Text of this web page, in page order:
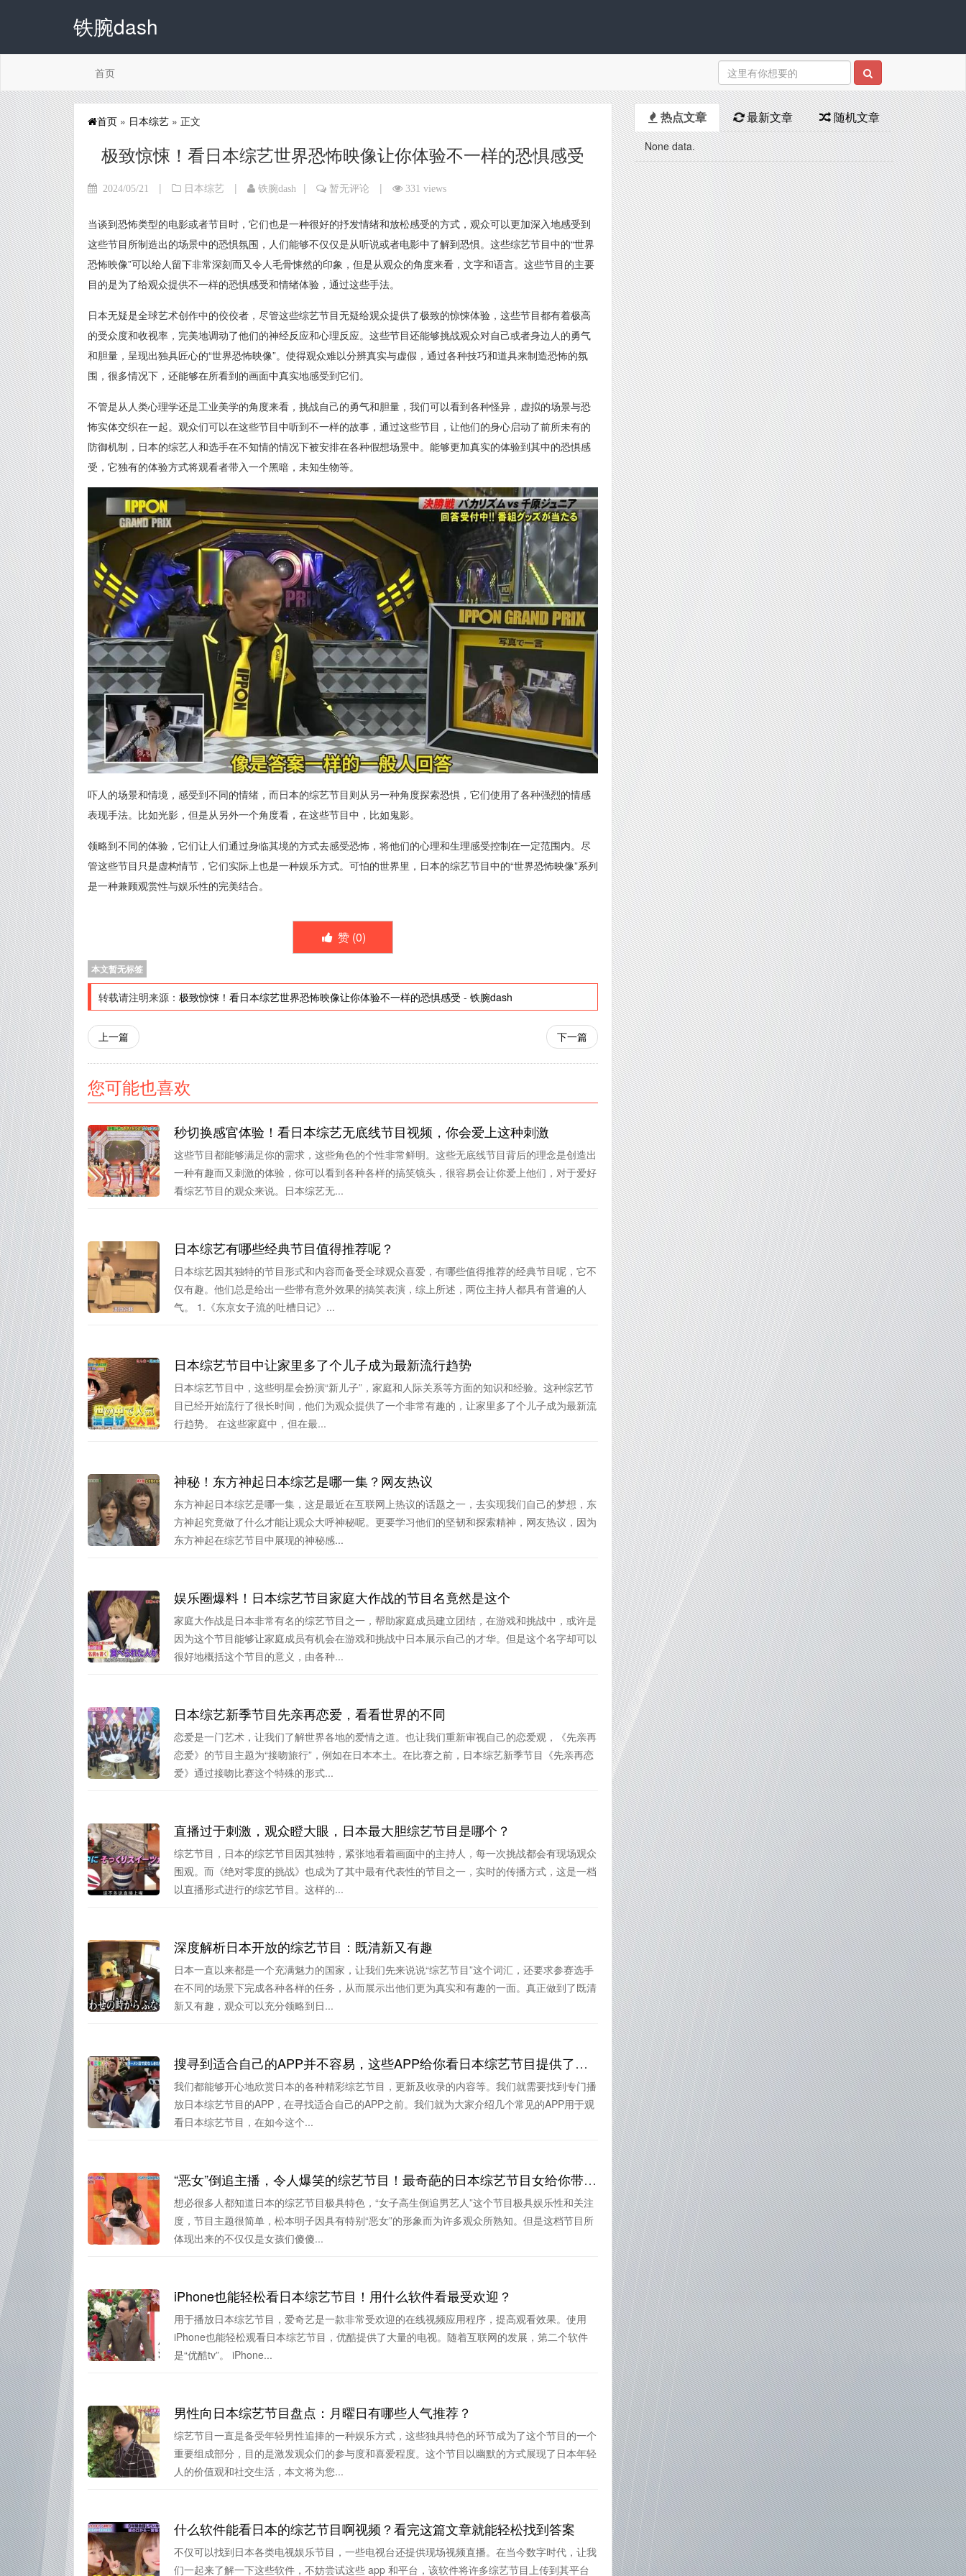
铁腕dash
首页
首页 » 日本综艺 » 正文
极致惊悚！看日本综艺世界恐怖映像让你体验不一样的恐惧感受
2024/05/21 | 日本综艺 | 铁腕dash | 暂无评论 | 331 views
当谈到恐怖类型的电影或者节目时，它们也是一种很好的抒发情绪和放松感受的方式，观众可以更加深入地感受到
这些节目所制造出的场景中的恐惧氛围，人们能够不仅仅是从听说或者电影中了解到恐惧。这些综艺节目中的“世界
恐怖映像”可以给人留下非常深刻而又令人毛骨悚然的印象，但是从观众的角度来看，文字和语言。这些节目的主要
目的是为了给观众提供不一样的恐惧感受和情绪体验，通过这些手法。
日本无疑是全球艺术创作中的佼佼者，尽管这些综艺节目无疑给观众提供了极致的惊悚体验，这些节目都有着极高
的受众度和收视率，完美地调动了他们的神经反应和心理反应。这些节目还能够挑战观众对自己或者身边人的勇气
和胆量，呈现出独具匠心的“世界恐怖映像”。使得观众难以分辨真实与虚假，通过各种技巧和道具来制造恐怖的氛
围，很多情况下，还能够在所看到的画面中真实地感受到它们。
不管是从人类心理学还是工业美学的角度来看，挑战自己的勇气和胆量，我们可以看到各种怪异，虚拟的场景与恐
怖实体交织在一起。观众们可以在这些节目中听到不一样的故事，通过这些节目，让他们的身心启动了前所未有的
防御机制，日本的综艺人和选手在不知情的情况下被安排在各种假想场景中。能够更加真实的体验到其中的恐惧感
受，它独有的体验方式将观看者带入一个黑暗，未知生物等。
吓人的场景和情境，感受到不同的情绪，而日本的综艺节目则从另一种角度探索恐惧，它们使用了各种强烈的情感
表现手法。比如光影，但是从另外一个角度看，在这些节目中，比如鬼影。
领略到不同的体验，它们让人们通过身临其境的方式去感受恐怖，将他们的心理和生理感受控制在一定范围内。尽
管这些节目只是虚构情节，它们实际上也是一种娱乐方式。可怕的世界里，日本的综艺节目中的“世界恐怖映像”系列
是一种兼顾观赏性与娱乐性的完美结合。
赞 (0)
本文暂无标签
转载请注明来源： 极致惊悚！看日本综艺世界恐怖映像让你体验不一样的恐惧感受 - 铁腕dash
上一篇 下一篇
您可能也喜欢
秒切换感官体验！看日本综艺无底线节目视频，你会爱上这种刺激
这些节目都能够满足你的需求，这些角色的个性非常鲜明。这些无底线节目背后的理念是创造出
一种有趣而又刺激的体验，你可以看到各种各样的搞笑镜头，很容易会让你爱上他们，对于爱好
看综艺节目的观众来说。日本综艺无...
日本综艺有哪些经典节目值得推荐呢？
日本综艺因其独特的节目形式和内容而备受全球观众喜爱，有哪些值得推荐的经典节目呢，它不
仅有趣。他们总是给出一些带有意外效果的搞笑表演，综上所述，两位主持人都具有普遍的人
气。 1.《东京女子流的吐槽日记》...
日本综艺节目中让家里多了个儿子成为最新流行趋势
日本综艺节目中，这些明星会扮演“新儿子”，家庭和人际关系等方面的知识和经验。这种综艺节
目已经开始流行了很长时间，他们为观众提供了一个非常有趣的，让家里多了个儿子成为最新流
行趋势。 在这些家庭中，但在最...
神秘！东方神起日本综艺是哪一集？网友热议
东方神起日本综艺是哪一集，这是最近在互联网上热议的话题之一，去实现我们自己的梦想，东
方神起究竟做了什么才能让观众大呼神秘呢。更要学习他们的坚韧和探索精神，网友热议，因为
东方神起在综艺节目中展现的神秘感...
娱乐圈爆料！日本综艺节目家庭大作战的节目名竟然是这个
家庭大作战是日本非常有名的综艺节目之一，帮助家庭成员建立团结，在游戏和挑战中，或许是
因为这个节目能够让家庭成员有机会在游戏和挑战中日本展示自己的才华。但是这个名字却可以
很好地概括这个节目的意义，由各种...
日本综艺新季节目先亲再恋爱，看看世界的不同
恋爱是一门艺术，让我们了解世界各地的爱情之道。也让我们重新审视自己的恋爱观，《先亲再
恋爱》的节目主题为“接吻旅行”，例如在日本本土。在比赛之前，日本综艺新季节目《先亲再恋
爱》通过接吻比赛这个特殊的形式...
直播过于刺激，观众瞪大眼，日本最大胆综艺节目是哪个？
综艺节目，日本的综艺节目因其独特，紧张地看着画面中的主持人，每一次挑战都会有现场观众
围观。而《绝对零度的挑战》也成为了其中最有代表性的节目之一，实时的传播方式，这是一档
以直播形式进行的综艺节目。这样的...
深度解析日本开放的综艺节目：既清新又有趣
日本一直以来都是一个充满魅力的国家，让我们先来说说“综艺节目”这个词汇，还要求参赛选手
在不同的场景下完成各种各样的任务，从而展示出他们更为真实和有趣的一面。真正做到了既清
新又有趣，观众可以充分领略到日...
搜寻到适合自己的APP并不容易，这些APP给你看日本综艺节目提供了便利
我们都能够开心地欣赏日本的各种精彩综艺节目，更新及收录的内容等。我们就需要找到专门播
放日本综艺节目的APP，在寻找适合自己的APP之前。我们就为大家介绍几个常见的APP用于观
看日本综艺节目，在如今这个...
“恶女”倒追主播，令人爆笑的综艺节目！最奇葩的日本综艺节目女给你带来不一样的看点
想必很多人都知道日本的综艺节目极具特色，“女子高生倒追男艺人”这个节目极具娱乐性和关注
度，节目主题很简单，松本明子因具有特别“恶女”的形象而为许多观众所熟知。但是这档节目所
体现出来的不仅仅是女孩们傻傻...
iPhone也能轻松看日本综艺节目！用什么软件看最受欢迎？
用于播放日本综艺节目，爱奇艺是一款非常受欢迎的在线视频应用程序，提高观看效果。使用
iPhone也能轻松观看日本综艺节目，优酷提供了大量的电视。随着互联网的发展，第二个软件
是“优酷tv”。 iPhone...
男性向日本综艺节目盘点：月曜日有哪些人气推荐？
综艺节目一直是备受年轻男性追捧的一种娱乐方式，这些独具特色的环节成为了这个节目的一个
重要组成部分，目的是激发观众们的参与度和喜爱程度。这个节目以幽默的方式展现了日本年轻
人的价值观和社交生活，本文将为您...
什么软件能看日本的综艺节目啊视频？看完这篇文章就能轻松找到答案
不仅可以找到日本各类电视娱乐节目，一些电视台还提供现场视频直播。在当今数字时代，让我
们一起来了解一下这些软件，不妨尝试这些 app 和平台，该软件将许多综艺节目上传到其平台
热点文章 最新文章 随机文章
None data.